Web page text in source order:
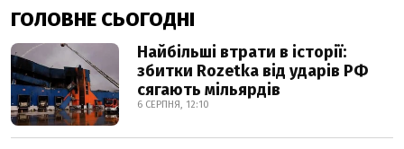
ГОЛОВНЕ СЬОГОДНІ
Найбільші втрати в історії:
збитки Rozetka від ударів РФ
сягають мільярдів
6 СЕРПНЯ, 12:10